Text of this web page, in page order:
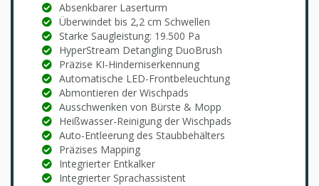
Absenkbarer Laserturm
Überwindet bis 2,2 cm Schwellen
Starke Saugleistung: 19.500 Pa
HyperStream Detangling DuoBrush
Präzise KI-Hinderniserkennung
Automatische LED-Frontbeleuchtung
Abmontieren der Wischpads
Ausschwenken von Bürste & Mopp
Heißwasser-Reinigung der Wischpads
Auto-Entleerung des Staubbehälters
Präzises Mapping
Integrierter Entkalker
Integrierter Sprachassistent